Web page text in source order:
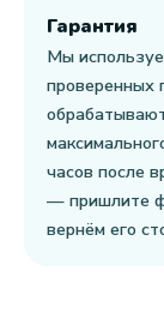
Гарантия
Мы
проверенных
часов после
— пришлите
вернём его